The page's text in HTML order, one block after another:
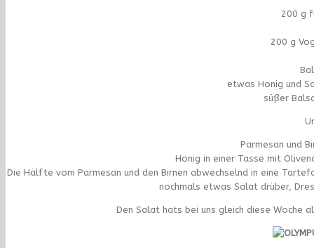
200 g
200 g
etwas Honig und
süßer
Parmesan und
Honig in einer Tasse mit
Die Hälfte vom Parmesan und den Birnen abwechselnd in eine
nochmals etwas Salat drüber,
Den Salat hats bei uns gleich diese Woche